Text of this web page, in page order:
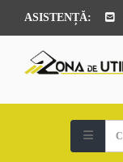
ASISTENȚĂ: